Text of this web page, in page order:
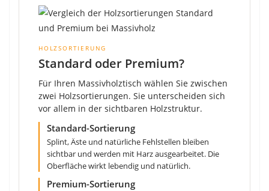
HOLZSORTIERUNG
Standard oder Premium?
Für Ihren Massivholztisch wählen Sie zwischen
zwei Holzsortierungen. Sie unterscheiden sich
vor allem in der sichtbaren Holzstruktur.
Standard-Sortierung
Splint, Äste und natürliche Fehlstellen bleiben
sichtbar und werden mit Harz ausgearbeitet. Die
Oberfläche wirkt lebendig und natürlich.
Premium-Sortierung